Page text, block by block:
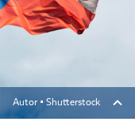
Autor ▪ Shutterstock